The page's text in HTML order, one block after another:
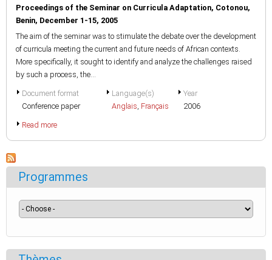
Proceedings of the Seminar on Curricula Adaptation, Cotonou,
Benin, December 1-15, 2005
The aim of the seminar was to stimulate the debate over the development
of curricula meeting the current and future needs of African contexts.
More specifically, it sought to identify and analyze the challenges raised
by such a process, the...
Document format
Conference paper
Language(s)
Anglais, Français
Year
2006
Read more
Programmes